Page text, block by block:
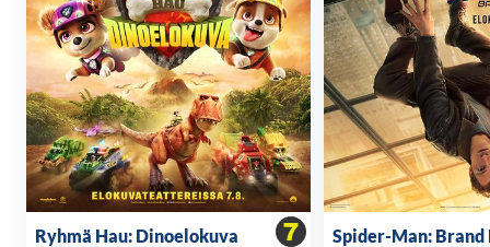
Ryhmä Hau: Dinoelokuva Spider-Man: Brand